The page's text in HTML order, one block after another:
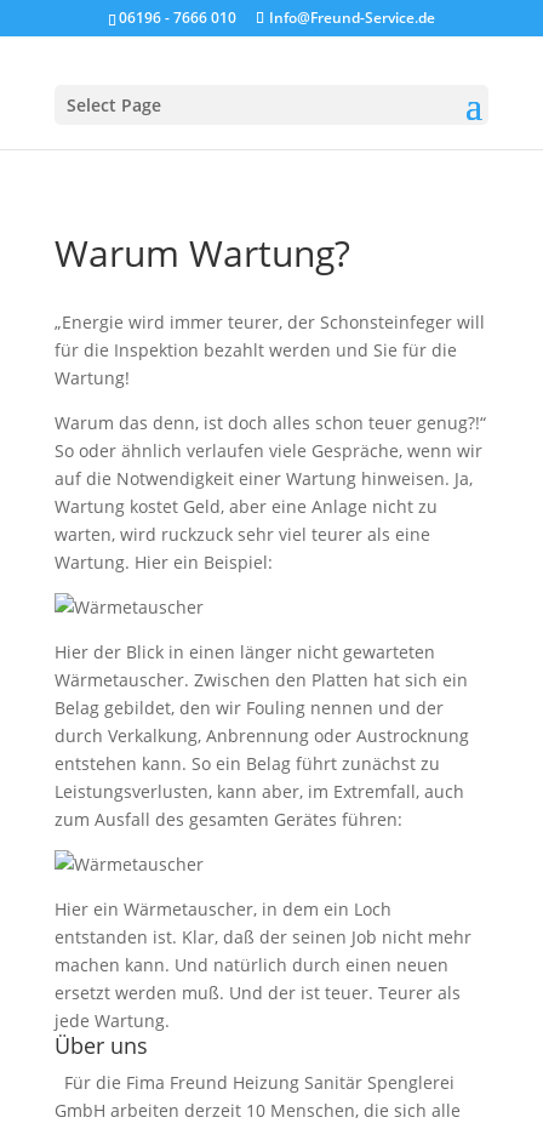
06196 - 7666 010 Info@Freund-Service.de
Select Page
Warum Wartung?
„Energie wird immer teurer, der Schonsteinfeger will
für die Inspektion bezahlt werden und Sie für die
Wartung!
Warum das denn, ist doch alles schon teuer genug?!“
So oder ähnlich verlaufen viele Gespräche, wenn wir
auf die Notwendigkeit einer Wartung hinweisen. Ja,
Wartung kostet Geld, aber eine Anlage nicht zu
warten, wird ruckzuck sehr viel teurer als eine
Wartung. Hier ein Beispiel:
Hier der Blick in einen länger nicht gewarteten
Wärmetauscher. Zwischen den Platten hat sich ein
Belag gebildet, den wir Fouling nennen und der
durch Verkalkung, Anbrennung oder Austrocknung
entstehen kann. So ein Belag führt zunächst zu
Leistungsverlusten, kann aber, im Extremfall, auch
zum Ausfall des gesamten Gerätes führen:
Hier ein Wärmetauscher, in dem ein Loch
entstanden ist. Klar, daß der seinen Job nicht mehr
machen kann. Und natürlich durch einen neuen
ersetzt werden muß. Und der ist teuer. Teurer als
jede Wartung.
Über uns
Für die Fima Freund Heizung Sanitär Spenglerei
GmbH arbeiten derzeit 10 Menschen, die sich alle